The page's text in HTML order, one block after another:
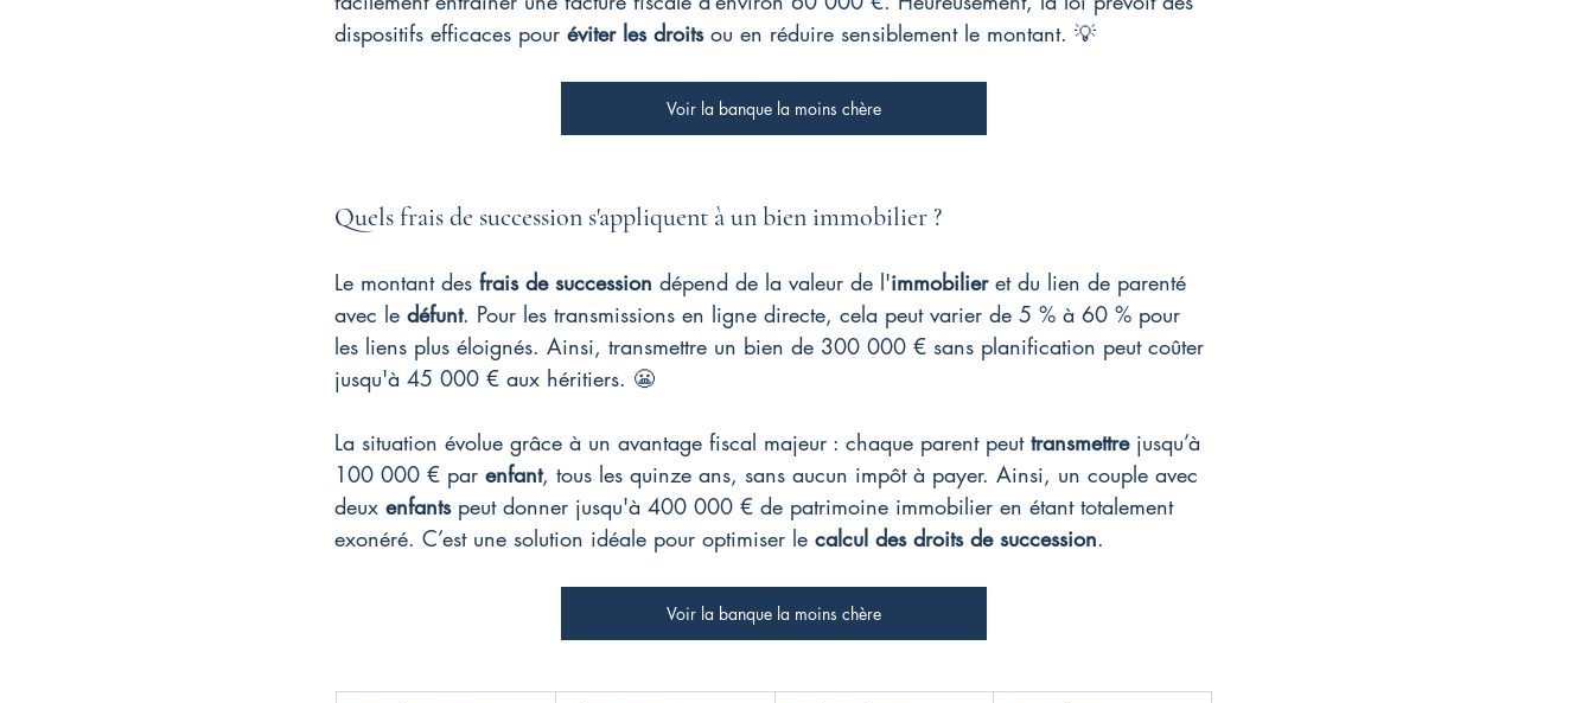
dispositifs efficaces pour éviter les droits ou en réduire sensiblement le montant. 💡
Voir la banque la moins chère
Quels frais de succession s'appliquent à un bien immobilier ?
Le montant des frais de succession dépend de la valeur de l'immobilier et du lien de parenté
avec le défunt. Pour les transmissions en ligne directe, cela peut varier de 5 % à 60 % pour
les liens plus éloignés. Ainsi, transmettre un bien de 300 000 € sans planification peut coûter
jusqu'à 45 000 € aux héritiers. 😬
La situation évolue grâce à un avantage fiscal majeur : chaque parent peut transmettre jusqu’à
100 000 € par enfant, tous les quinze ans, sans aucun impôt à payer. Ainsi, un couple avec
deux enfants peut donner jusqu'à 400 000 € de patrimoine immobilier en étant totalement
exonéré. C’est une solution idéale pour optimiser le calcul des droits de succession.
Voir la banque la moins chère